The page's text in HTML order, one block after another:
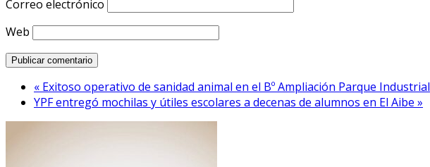
Correo electrónico
Web
« Exitoso operativo de sanidad animal en el Bº Ampliación Parque Industrial
YPF entregó mochilas y útiles escolares a decenas de alumnos en El Aibe »